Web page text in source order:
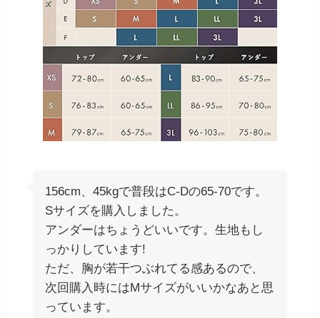
156cm、45kgで普段はC-Dの65-70です。
Sサイズを購入しました。
アンダーはちょうどいいです。生地もし
っかりしています!
ただ、胸が若干つぶれてる感あるので、
次回購入時にはMサイズがいいかなあと思
っています。